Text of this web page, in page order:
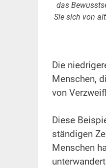
das
Sie sich von
Die
Menschen,
von
Diese
ständigen
Menschen